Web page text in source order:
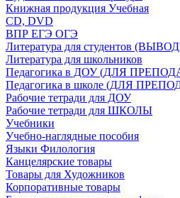
Книжная продукция Учебная
CD, DVD
ВПР ЕГЭ ОГЭ
Литература для студентов
Литература для школьников
Педагогика в ДОУ (ДЛЯ
Педагогика в школе (ДЛЯ
Рабочие тетради для ДОУ
Рабочие тетради для ШКОЛЫ
Учебники
Учебно-наглядные пособия
Языки Филология
Канцелярские товары
Товары для Художников
Корпоративные товары